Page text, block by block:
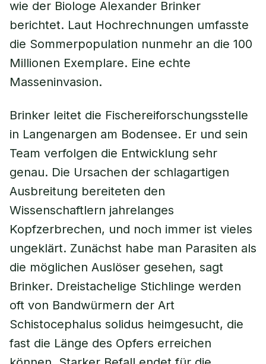
wie der Biologe Alexander Brinker
berichtet. Laut Hochrechnungen umfasste
die Sommerpopulation nunmehr an die 100
Millionen Exemplare. Eine echte
Masseninvasion.
Brinker leitet die Fischereiforschungsstelle
in Langenargen am Bodensee. Er und sein
Team verfolgen die Entwicklung sehr
genau. Die Ursachen der schlagartigen
Ausbreitung bereiteten den
Wissenschaftlern jahrelanges
Kopfzerbrechen, und noch immer ist vieles
ungeklärt. Zunächst habe man Parasiten als
die möglichen Auslöser gesehen, sagt
Brinker. Dreistachelige Stichlinge werden
oft von Bandwürmern der Art
Schistocephalus solidus heimgesucht, die
fast die Länge des Opfers erreichen